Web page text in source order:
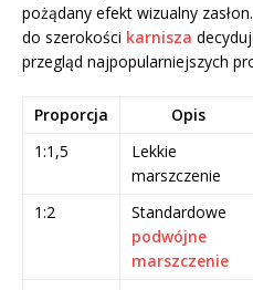
pożądany efekt wizualny
do szerokości karnisza
przegląd najpopularniejszych
Proporcja Opis
1:1,5
Lekkie
marszczenie
1:2
Standardowe
podwójne
marszczenie